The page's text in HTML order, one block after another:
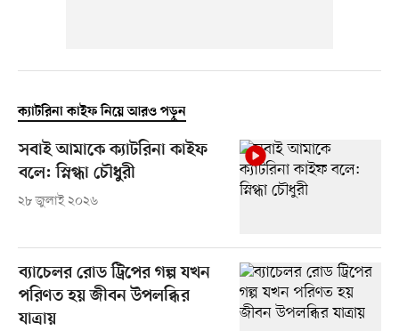
ক্যাটরিনা কাইফ নিয়ে আরও পড়ুন
সবাই আমাকে ক্যাটরিনা কাইফ
বলে: স্নিগ্ধা চৌধুরী
২৮ জুলাই ২০২৬
ব্যাচেলর রোড ট্রিপের গল্প যখন
পরিণত হয় জীবন উপলব্ধির
যাত্রায়